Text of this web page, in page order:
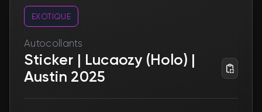
EXOTIQUE
Autocollants
Sticker | Lucaozy (Holo) |
Austin 2025